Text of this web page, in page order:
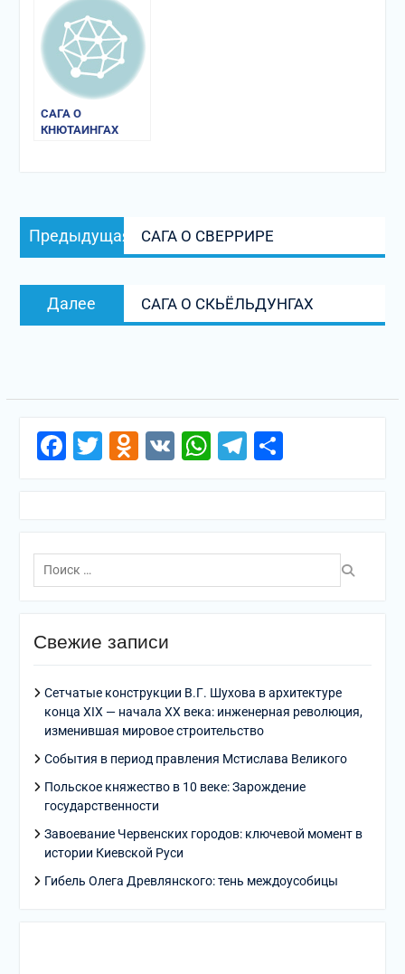
САГА О
КНЮТАИНГАХ
Навигация
по
Предыдущая
запись:
САГА О СВЕРРИРЕ
Далее
запись:
САГА О СКЬЁЛЬДУНГАХ
Facebook
Twitter
Odnoklassniki
VKWhatsApp
Telegram
Поиск
по:
Свежие записи
Сетчатые конструкции В.Г. Шухова в архитектуре
конца XIX — начала XX века: инженерная революция,
изменившая мировое строительство
События в период правления Мстислава Великого
Польское княжество в 10 веке: Зарождение
государственности
Завоевание Червенских городов: ключевой момент в
истории Киевской Руси
Гибель Олега Древлянского: тень междоусобицы